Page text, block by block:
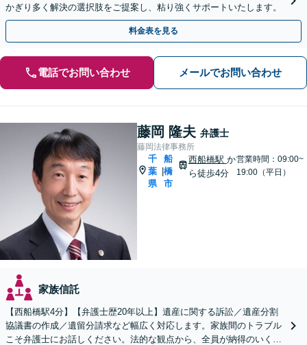
かぎり多く解決の選択肢をご提案し、粘り強くサポートいたします。
料金表を見る
電話でお問い合わせ メールでお問い合わせ
藤岡 隆夫 弁護士
藤岡法律事務所
千
葉
県
船
橋
市
西船橋駅 か
ら徒歩4分
営業時間：09:00~
19:00（平日）
家族信託
【西船橋駅4分】【弁護士歴20年以上】遺産に関する訴訟／遺産分割
協議書の作成／遺留分請求など幅広く対応します。家族間のトラブル
こそ弁護士にお話しください。法的な観点から、全員が納得のいく解